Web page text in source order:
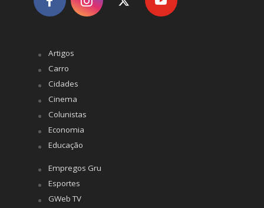
Artigos
Carro
Cidades
Cinema
Colunistas
Economia
Educação
Empregos Gru
Esportes
GWeb TV